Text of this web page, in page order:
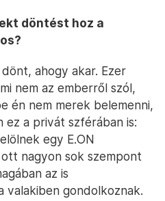
döntést hoz a
ahogy akar. Ezer
nem az emberről szól,
én nem merek belemenni,
ez a privát szférában is:
egy E.ON
nagyon sok szempont
az is
valakiben gondolkoznak.